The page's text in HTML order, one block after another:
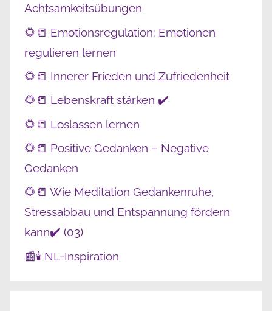
Achtsamkeitsübungen
🌻📒 Emotionsregulation: Emotionen
regulieren lernen
🌻📒 Innerer Frieden und Zufriedenheit
🌻📒 Lebenskraft stärken ✔️
🌻📒 Loslassen lernen
🌻📒 Positive Gedanken – Negative
Gedanken
🌻📒 Wie Meditation Gedankenruhe,
Stressabbau und Entspannung fördern
kann✔️ (03)
📰🕯️ NL-Inspiration